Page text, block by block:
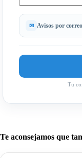
Avisos por correo
Tu
Te aconsejamos que